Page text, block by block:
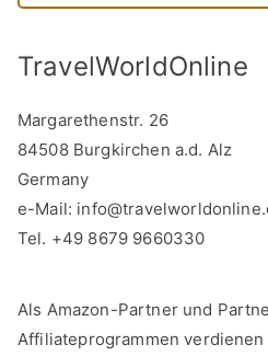
TravelWorldOnline
Margarethenstr. 26
84508 Burgkirchen a.d. Alz
Germany
e-Mail:
Tel. +49 8679 9660330
Als Amazon-Partner und
Affiliateprogrammen